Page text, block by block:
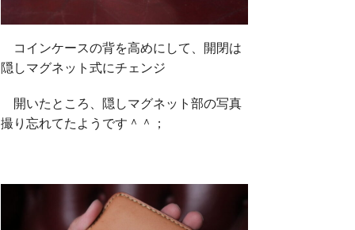
コインケースの背を高めにして、開閉は
隠しマグネット式にチェンジ
開いたところ、隠しマグネット部の写真
撮り忘れてたようです＾＾；